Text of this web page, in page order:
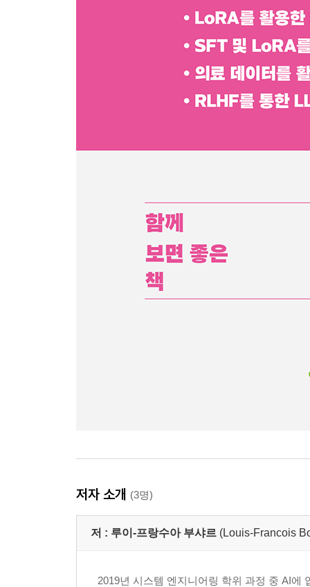
저자 소개 (3명)
저 : 루이-프랑수아 부샤르 (Louis-Francois
2019년 시스템 엔지니어링 학위 과정 중 AI에